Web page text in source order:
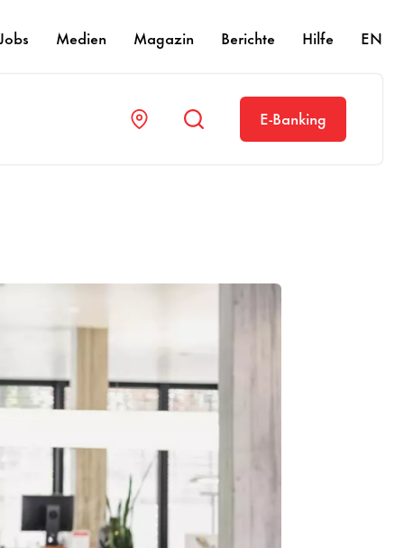
Medien Magazin Berichte Hilfe EN
E-Banking